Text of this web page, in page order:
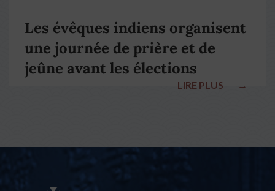
Les évêques indiens organisent
une journée de prière et de
jeûne avant les élections
LIRE PLUS →